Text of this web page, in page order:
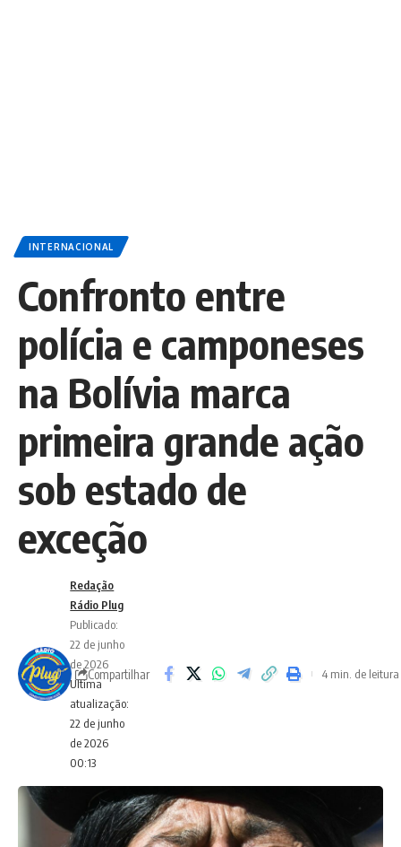
INTERNACIONAL
Confronto entre
polícia e camponeses
na Bolívia marca
primeira grande ação
sob estado de
exceção
Ultima
atualização:
22 de junho
de 2026
00:13
Redação
Rádio Plug
Publicado:
22 de junho
de 2026
Compartilhar 4 min. de leitura